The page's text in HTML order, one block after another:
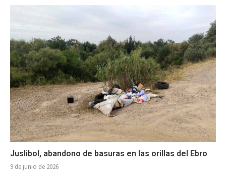
Juslibol, abandono de basuras en las orillas del Ebro
9 de junio de 2026